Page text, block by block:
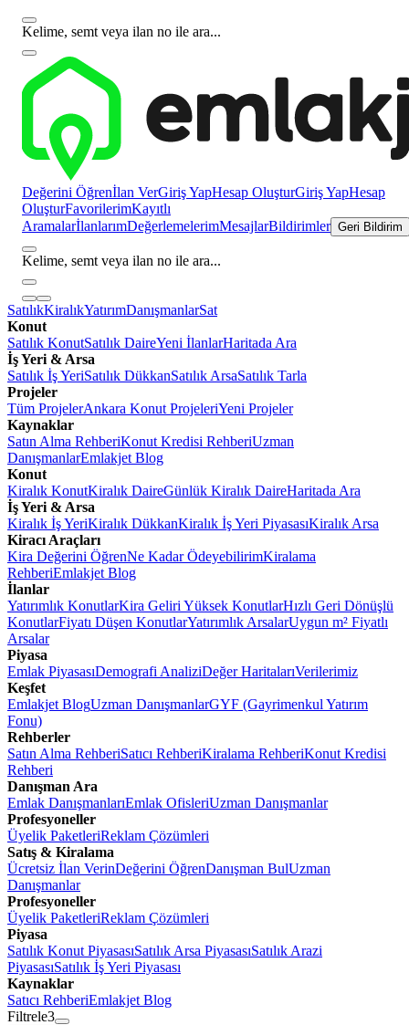
Kelime, semt veya ilan no ile ara...
Değerini Öğrenİlan VerGiriş YapHesap OluşturGiriş YapHesap
OluşturFavorilerimKayıtlı
AramalarİlanlarımDeğerlemelerimMesajlarBildirimler Geri Bildirim
Kelime, semt veya ilan no ile ara...
SatılıkKiralıkYatırımDanışmanlarSat
Konut
Satılık KonutSatılık DaireYeni İlanlarHaritada Ara
İş Yeri & Arsa
Satılık İş YeriSatılık DükkanSatılık ArsaSatılık Tarla
Projeler
Tüm ProjelerAnkara Konut ProjeleriYeni Projeler
Kaynaklar
Satın Alma RehberiKonut Kredisi RehberiUzman
DanışmanlarEmlakjet Blog
Konut
Kiralık KonutKiralık DaireGünlük Kiralık DaireHaritada Ara
İş Yeri & Arsa
Kiralık İş YeriKiralık DükkanKiralık İş Yeri PiyasasıKiralık Arsa
Kiracı Araçları
Kira Değerini ÖğrenNe Kadar ÖdeyebilirimKiralama
RehberiEmlakjet Blog
İlanlar
Yatırımlık KonutlarKira Geliri Yüksek KonutlarHızlı Geri Dönüşlü
KonutlarFiyatı Düşen KonutlarYatırımlık ArsalarUygun m² Fiyatlı
Arsalar
Piyasa
Emlak PiyasasıDemografi AnaliziDeğer HaritalarıVerilerimiz
Keşfet
Emlakjet BlogUzman DanışmanlarGYF (Gayrimenkul Yatırım
Fonu)
Rehberler
Satın Alma RehberiSatıcı RehberiKiralama RehberiKonut Kredisi
Rehberi
Danışman Ara
Emlak DanışmanlarıEmlak OfisleriUzman Danışmanlar
Profesyoneller
Üyelik PaketleriReklam Çözümleri
Satış & Kiralama
Ücretsiz İlan VerinDeğerini ÖğrenDanışman BulUzman
Danışmanlar
Profesyoneller
Üyelik PaketleriReklam Çözümleri
Piyasa
Satılık Konut PiyasasıSatılık Arsa PiyasasıSatılık Arazi
PiyasasıSatılık İş Yeri Piyasası
Kaynaklar
Satıcı RehberiEmlakjet Blog
Filtrele3